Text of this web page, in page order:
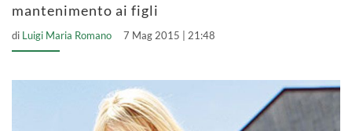
mantenimento ai figli
di Luigi Maria Romano 7 Mag 2015 | 21:48